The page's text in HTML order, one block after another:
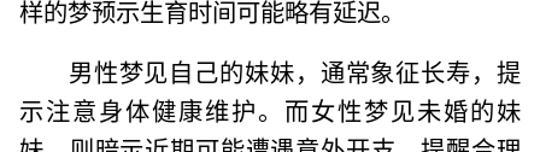
样的梦预示生育时间可能略有延迟。
男性梦见自己的妹妹，通常象征长寿，提
示注意身体健康维护。而女性梦见未婚的妹